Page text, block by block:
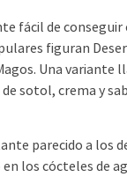
fácil de conseguir
figuran
Una variante
sotol, crema y
parecido a los
los cócteles de